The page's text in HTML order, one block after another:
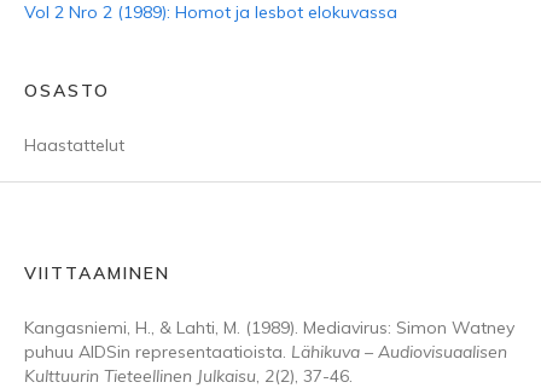
Vol 2 Nro 2 (1989): Homot ja lesbot elokuvassa
OSASTO
Haastattelut
VIITTAAMINEN
Kangasniemi, H., & Lahti, M. (1989). Mediavirus: Simon Watney
puhuu AIDSin representaatioista. Lähikuva – Audiovisuaalisen
Kulttuurin Tieteellinen Julkaisu, 2(2), 37-46.